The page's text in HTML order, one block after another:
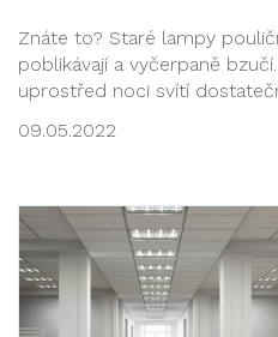
Znáte to? Staré lampy
poblikávají a vyčerpaně
uprostřed noci svítí
09.05.2022